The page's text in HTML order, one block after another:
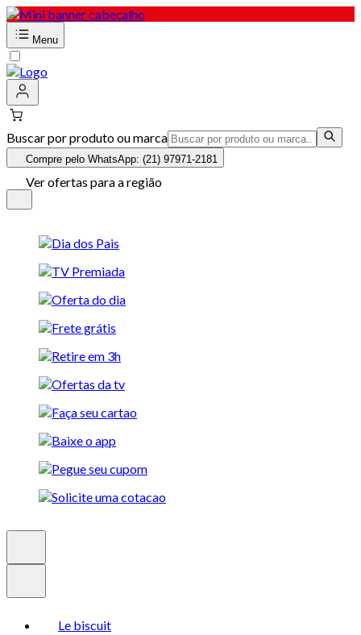
Menu
Buscar por produto ou marca
Compre pelo WhatsApp: (21) 97971-2181
Ver ofertas para a região
Le biscuit